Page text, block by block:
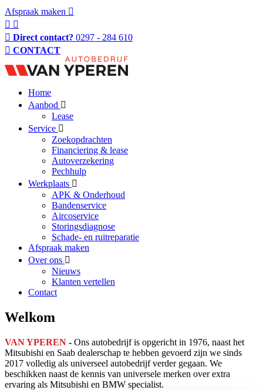
Afspraak maken
Direct contact? 0297 - 284 610
CONTACT
Home
Aanbod
Lease
Service
Zoekopdrachten
Financiering & lease
Autoverzekering
Pechhulp
Werkplaats
APK & Onderhoud
Bandenservice
Aircoservice
Storingsdiagnose
Schade- en ruitreparatie
Afspraak maken
Over ons
Nieuws
Klanten vertellen
Contact
Welkom
VAN YPEREN - Ons autobedrijf is opgericht in 1976, naast het
Mitsubishi en Saab dealerschap te hebben gevoerd zijn we sinds
2017 volledig als universeel autobedrijf verder gegaan. We
beschikken naast de kennis van universele merken over extra
ervaring als Mitsubishi en BMW specialist.